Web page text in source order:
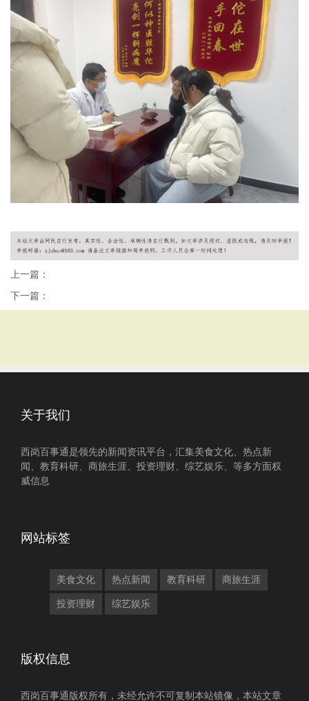
上一篇：
下一篇：
关于我们
西岗百事通是领先的新闻资讯平台，汇集美食文化、热点新
闻、教育科研、商旅生涯、投资理财、综艺娱乐、等多方面权
威信息
网站标签
美食文化 热点新闻 教育科研 商旅生涯
投资理财 综艺娱乐
版权信息
西岗百事通版权所有，未经允许不可复制本站镜像，本站文章